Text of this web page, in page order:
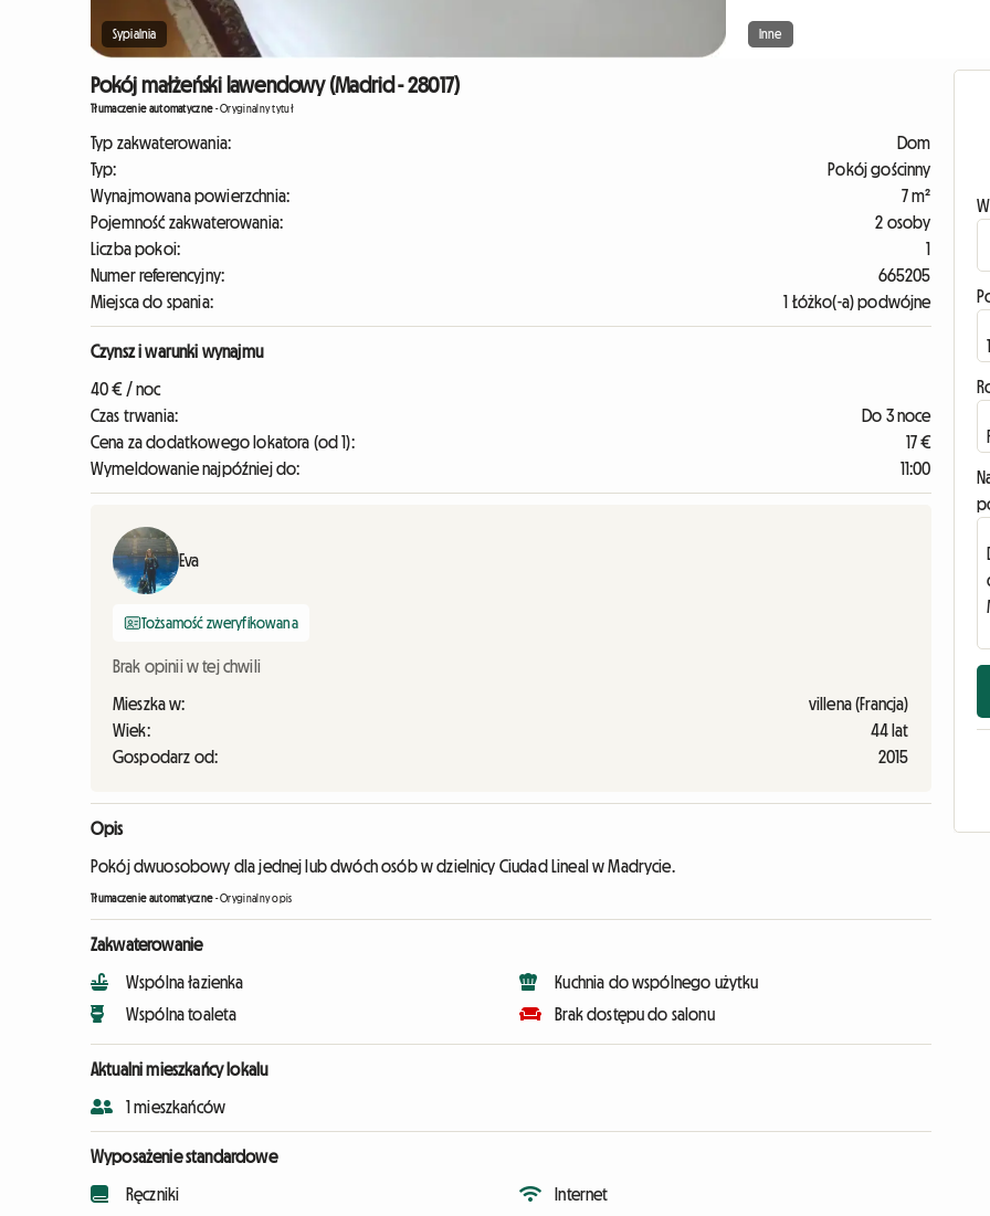
Sypialnia Inne
Pokój małżeński lawendowy (Madrid - 28017)
Tłumaczenie automatyczne-Oryginalny tytuł
Typ zakwaterowania:
Dom
Typ:
Pokój gościnny
Wynajmowana powierzchnia:
7 m²
Pojemność zakwaterowania:
2 osoby
Liczba pokoi:
1
Numer referencyjny:
665205
Miejsca do spania:
1 Łóżko(-a) podwójne
Czynsz i warunki wynajmu
40 € / noc
Czas trwania:
Do 3 noce
Cena za dodatkowego lokatora (od 1):
17 €
Wymeldowanie najpóźniej do:
11:00
Eva
Tożsamość zweryfikowana
Brak opinii w tej chwili
Mieszka w:
villena (Francja)
Wiek:
44 lat
Gospodarz od:
2015
Opis
Pokój dwuosobowy dla jednej lub dwóch osób w dzielnicy Ciudad Lineal w Madrycie.
Tłumaczenie automatyczne-Oryginalny opis
Zakwaterowanie
Wspólna łazienka
Wspólna toaleta
Kuchnia do wspólnego użytku
Brak dostępu do salonu
Aktualni mieszkańcy lokalu
1 mieszkańców
Wyposażenie standardowe
Ręczniki
Internet